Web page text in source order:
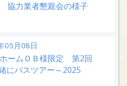
協力業者懇親会の様子
05月08日
ホームＯＢ様限定 第2回
にバスツアー～2025